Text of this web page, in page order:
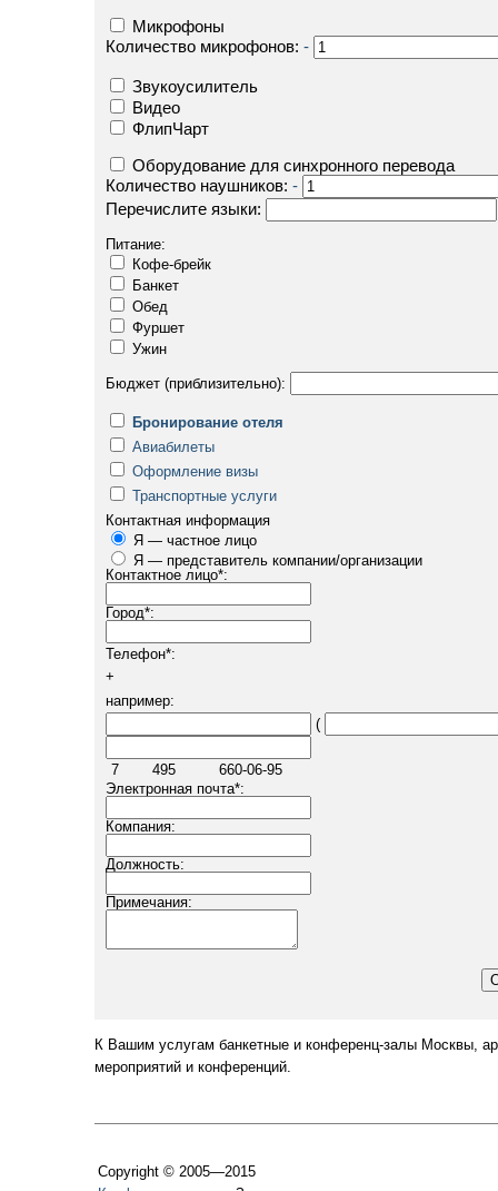
Микрофоны
Количество микрофонов: -
Звукоусилитель
Видео
ФлипЧарт
Оборудование для синхронного перевода
Количество наушников: -
Перечислите языки:
Питание:
Кофе-брейк
Банкет
Обед
Фуршет
Ужин
Бюджет (приблизительно):
Бронирование отеля
Авиабилеты
Оформление визы
Транспортные услуги
Контактная информация
Я — частное лицо
Я — представитель компании/организации
Контактное лицо*:
Город*:
Телефон*:
+
например:
(
7 495
660-06-95
Электронная почта*:
Компания:
Должность:
Примечания:
К Вашим услугам банкетные и конференц-залы Москвы,
мероприятий и конференций.
Copyright © 2005—2015